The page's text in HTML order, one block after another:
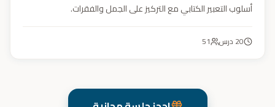
أسلوب التعبير الكتابي مع التركيز على الجمل والفقرات.
20 درس 51